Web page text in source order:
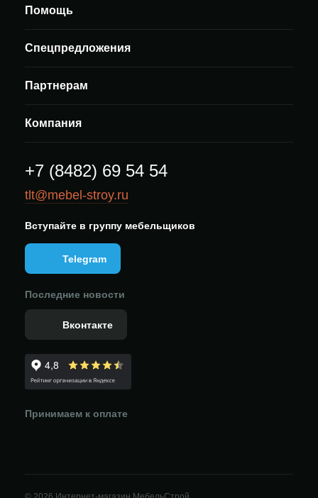
Помощь
Спецпредложения
Партнерам
Компания
+7 (8482) 69 54 54
tlt@mebel-stroy.ru
Вступайте в группу мебельщиков
Telegram
Последние новости
Вконтакте
Принимаем к оплате